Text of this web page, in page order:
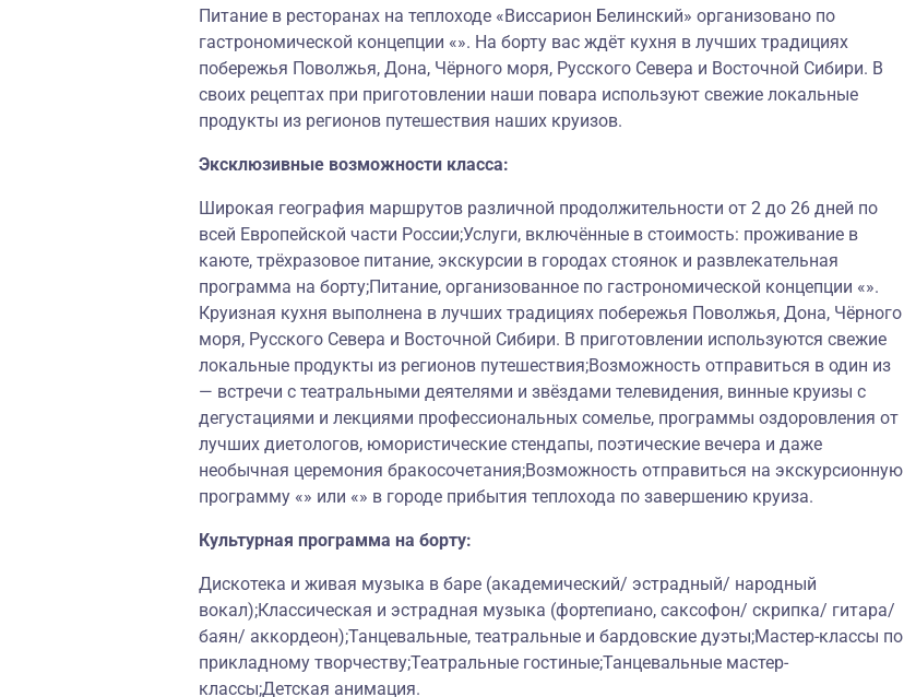
Питание в ресторанах на теплоходе «Виссарион Белинский» организовано по
гастрономической концепции «». На борту вас ждёт кухня в лучших традициях
побережья Поволжья, Дона, Чёрного моря, Русского Севера и Восточной Сибири. В
своих рецептах при приготовлении наши повара используют свежие локальные
продукты из регионов путешествия наших круизов.
Эксклюзивные возможности класса:
Широкая география маршрутов различной продолжительности от 2 до 26 дней по
всей Европейской части России;Услуги, включённые в стоимость: проживание в
каюте, трёхразовое питание, экскурсии в городах стоянок и развлекательная
программа на борту;Питание, организованное по гастрономической концепции «».
Круизная кухня выполнена в лучших традициях побережья Поволжья, Дона, Чёрного
моря, Русского Севера и Восточной Сибири. В приготовлении используются свежие
локальные продукты из регионов путешествия;Возможность отправиться в один из
— встречи с театральными деятелями и звёздами телевидения, винные круизы с
дегустациями и лекциями профессиональных сомелье, программы оздоровления от
лучших диетологов, юмористические стендапы, поэтические вечера и даже
необычная церемония бракосочетания;Возможность отправиться на экскурсионную
программу «» или «» в городе прибытия теплохода по завершению круиза.
Культурная программа на борту:
Дискотека и живая музыка в баре (академический/ эстрадный/ народный
вокал);Классическая и эстрадная музыка (фортепиано, саксофон/ скрипка/ гитара/
баян/ аккордеон);Танцевальные, театральные и бардовские дуэты;Мастер-классы по
прикладному творчеству;Театральные гостиные;Танцевальные мастер-
классы;Детская анимация.